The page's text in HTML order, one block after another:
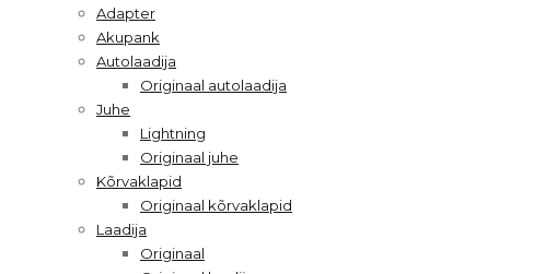
Adapter
Akupank
Autolaadija
Originaal autolaadija
Juhe
Lightning
Originaal juhe
Kõrvaklapid
Originaal kõrvaklapid
Laadija
Originaal